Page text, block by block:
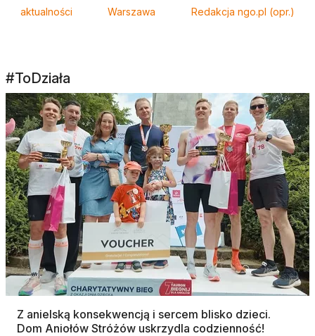
aktualności Warszawa Redakcja ngo.pl (opr.)
#ToDziała
Z anielską konsekwencją i sercem blisko dzieci.
Dom Aniołów Stróżów uskrzydla codzienność!